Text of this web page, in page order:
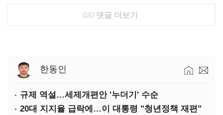
0/0 댓글 더보기
한동인
규제 역설…세제개편안 '누더기' 수순
20대 지지율 급락에…이 대통령 "청년정책 재편"